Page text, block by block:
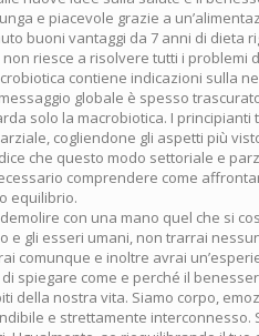
e piacevole grazie a
buoni vantaggi da 7 anni di dieta
riesce a risolvere tutti i problemi
contiene indicazioni sulla
globale è spesso
solo la macrobiotica. I
cogliendone gli aspetti più
che questo modo settoriale e
comprendere come
equilibrio.
con una mano quel che si
e gli esseri umani, non trarrai
comunque e inoltre avrai
spiegare come e perché il
della nostra vita. Siamo corpo,
e strettamente